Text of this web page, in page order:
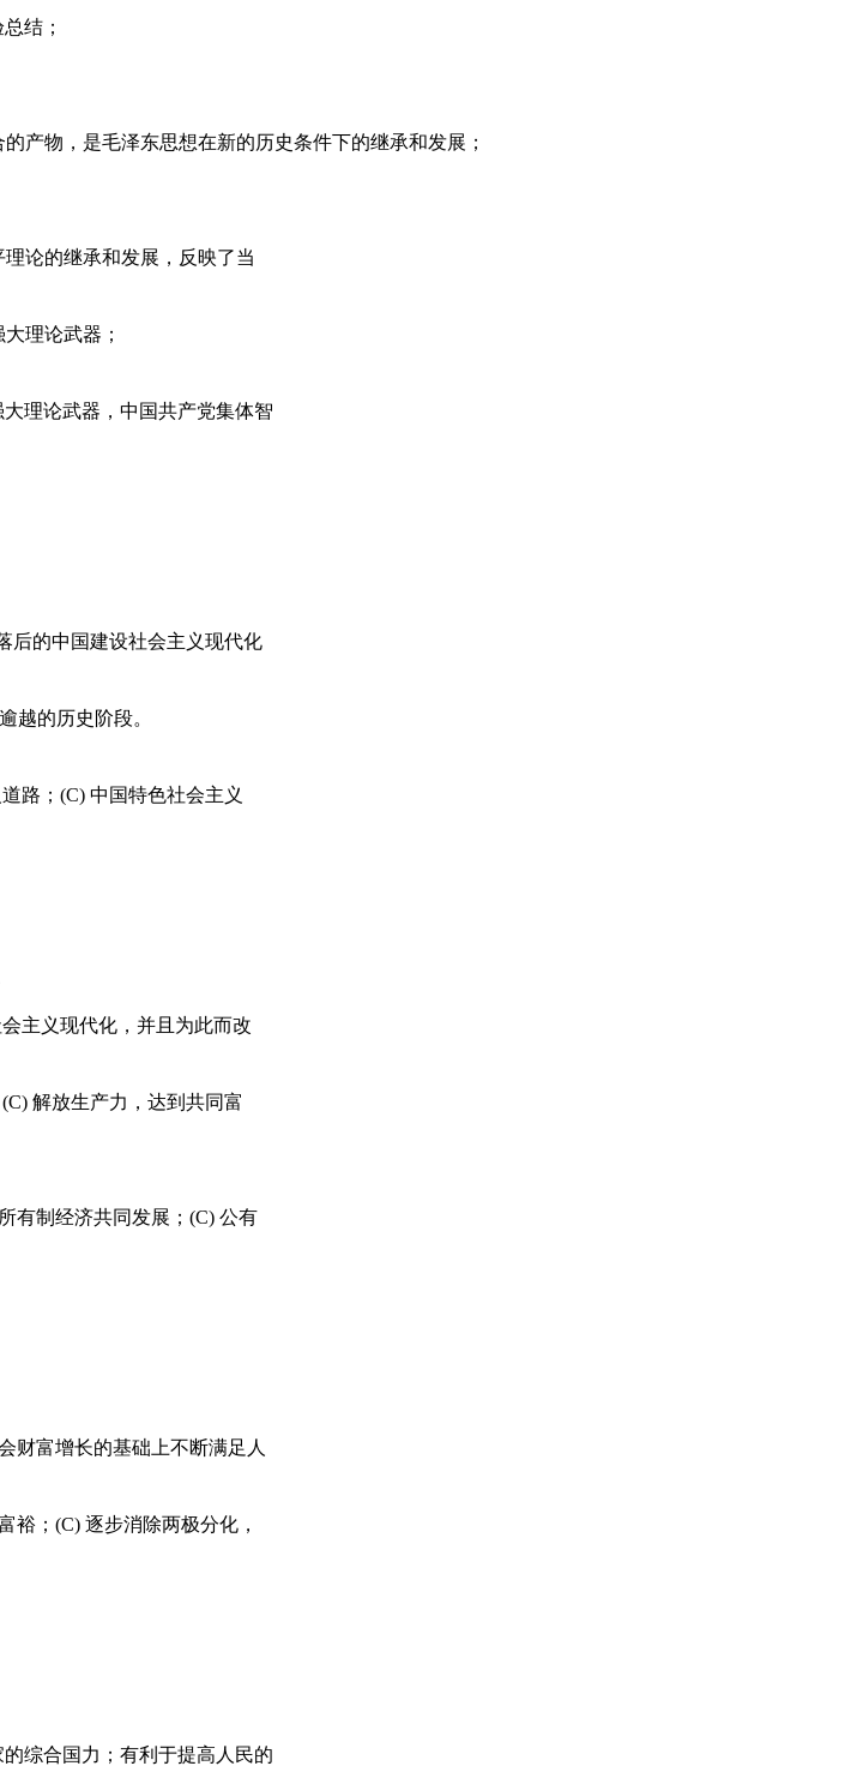
结；
产物，是毛泽东思想在新的历史条件下的继承和发展；
论的继承和发展，反映了当
理论武器；
理论武器，中国共产党集体智
后的中国建设社会主义现代化
越的历史阶段。
路；(C) 中国特色社会主义
主义现代化，并且为此而改
解放生产力，达到共同富
有制经济共同发展；(C) 公有
财富增长的基础上不断满足人
裕；(C) 逐步消除两极分化，
综合国力；有利于提高人民的